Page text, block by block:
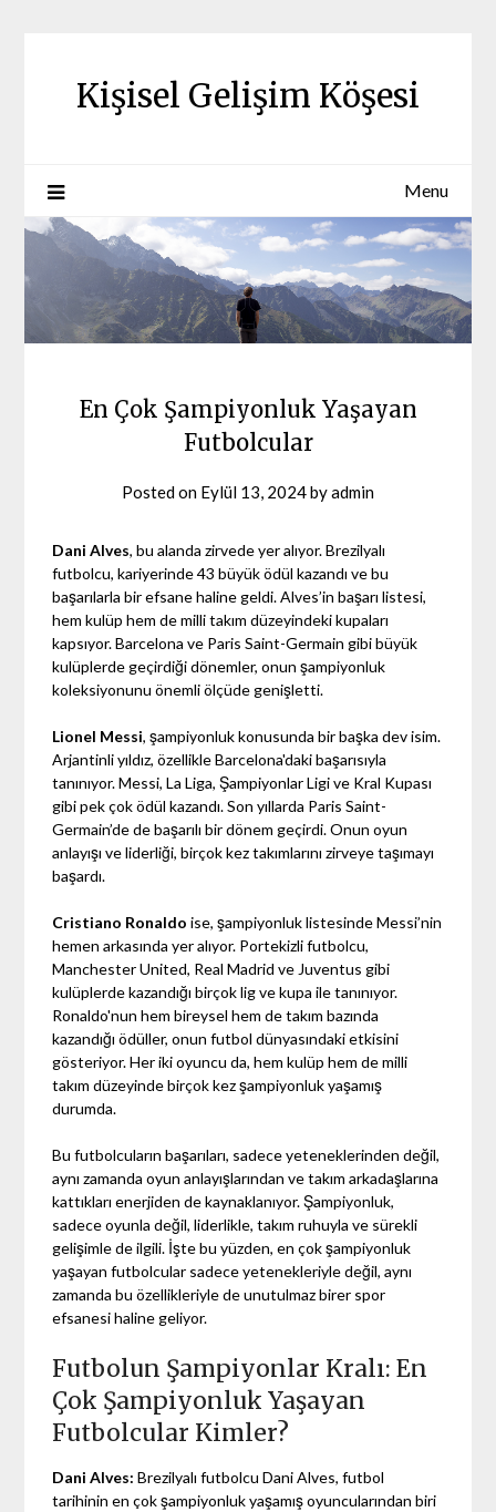
Kişisel Gelişim Köşesi
Menu
En Çok Şampiyonluk Yaşayan
Futbolcular
Posted on Eylül 13, 2024byadmin
Dani Alves, bu alanda zirvede yer alıyor. Brezilyalı
futbolcu, kariyerinde 43 büyük ödül kazandı ve bu
başarılarla bir efsane haline geldi. Alves’in başarı listesi,
hem kulüp hem de milli takım düzeyindeki kupaları
kapsıyor. Barcelona ve Paris Saint-Germain gibi büyük
kulüplerde geçirdiği dönemler, onun şampiyonluk
koleksiyonunu önemli ölçüde genişletti.
Lionel Messi, şampiyonluk konusunda bir başka dev isim.
Arjantinli yıldız, özellikle Barcelona'daki başarısıyla
tanınıyor. Messi, La Liga, Şampiyonlar Ligi ve Kral Kupası
gibi pek çok ödül kazandı. Son yıllarda Paris Saint-
Germain’de de başarılı bir dönem geçirdi. Onun oyun
anlayışı ve liderliği, birçok kez takımlarını zirveye taşımayı
başardı.
Cristiano Ronaldo ise, şampiyonluk listesinde Messi’nin
hemen arkasında yer alıyor. Portekizli futbolcu,
Manchester United, Real Madrid ve Juventus gibi
kulüplerde kazandığı birçok lig ve kupa ile tanınıyor.
Ronaldo'nun hem bireysel hem de takım bazında
kazandığı ödüller, onun futbol dünyasındaki etkisini
gösteriyor. Her iki oyuncu da, hem kulüp hem de milli
takım düzeyinde birçok kez şampiyonluk yaşamış
durumda.
Bu futbolcuların başarıları, sadece yeteneklerinden değil,
aynı zamanda oyun anlayışlarından ve takım arkadaşlarına
kattıkları enerjiden de kaynaklanıyor. Şampiyonluk,
sadece oyunla değil, liderlikle, takım ruhuyla ve sürekli
gelişimle de ilgili. İşte bu yüzden, en çok şampiyonluk
yaşayan futbolcular sadece yetenekleriyle değil, aynı
zamanda bu özellikleriyle de unutulmaz birer spor
efsanesi haline geliyor.
Futbolun Şampiyonlar Kralı: En
Çok Şampiyonluk Yaşayan
Futbolcular Kimler?
Dani Alves: Brezilyalı futbolcu Dani Alves, futbol
tarihinin en çok şampiyonluk yaşamış oyuncularından biri